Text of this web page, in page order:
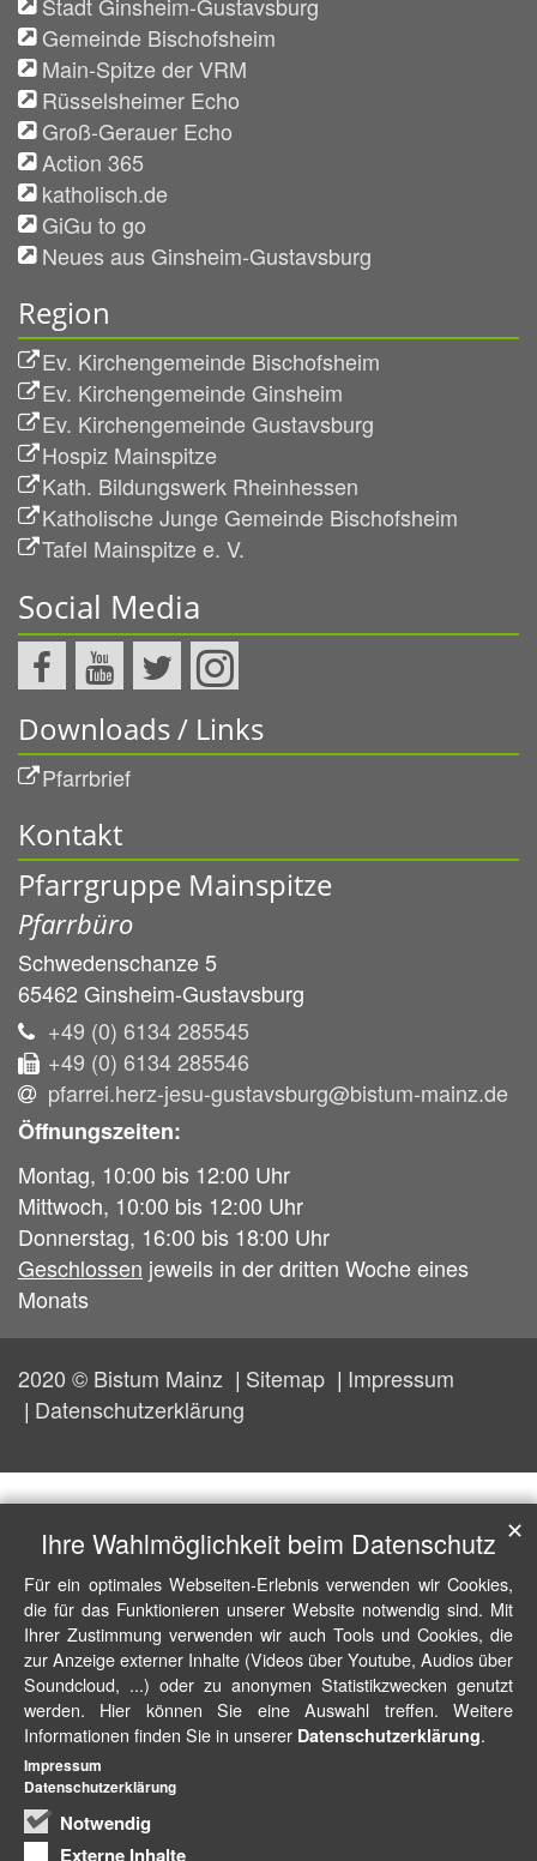
Gemeinde Bischofsheim
Main-Spitze der VRM
Rüsselsheimer Echo
Groß-Gerauer Echo
Action 365
katholisch.de
GiGu to go
Neues aus Ginsheim-Gustavsburg
Region
Ev. Kirchengemeinde Bischofsheim
Ev. Kirchengemeinde Ginsheim
Ev. Kirchengemeinde Gustavsburg
Hospiz Mainspitze
Kath. Bildungswerk Rheinhessen
Katholische Junge Gemeinde Bischofsheim
Tafel Mainspitze e. V.
Social Media
Downloads / Links
Pfarrbrief
Kontakt
Pfarrgruppe Mainspitze
Pfarrbüro
Schwedenschanze 5
65462 Ginsheim-Gustavsburg
+49 (0) 6134 285545
+49 (0) 6134 285546
pfarrei.herz-jesu-gustavsburg@bistum-mainz.de
Öffnungszeiten:
Montag, 10:00 bis 12:00 Uhr
Mittwoch, 10:00 bis 12:00 Uhr
Donnerstag, 16:00 bis 18:00 Uhr
Geschlossen jeweils in der dritten Woche eines
Monats
2020 © Bistum Mainz Sitemap
Impressum
Datenschutzerklärung
Ihre Wahlmöglichkeit beim Datenschutz
Für ein optimales Webseiten-Erlebnis verwenden wir Cookies,
die für das Funktionieren unserer Website notwendig sind. Mit
Ihrer Zustimmung verwenden wir auch Tools und Cookies, die
zur Anzeige externer Inhalte (Videos über Youtube, Audios über
Soundcloud, ...) oder zu anonymen Statistikzwecken genutzt
werden. Hier können Sie eine Auswahl treffen. Weitere
Informationen finden Sie in unserer Datenschutzerklärung.
Notwendig
Externe Inhalte
✕
Impressum
Datenschutzerklärung